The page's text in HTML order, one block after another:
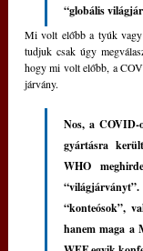
“globális
Mi volt előbb a tyúk
tudjuk csak úgy
hogy mi volt előbb, a
járvány.
Nos, a COVID-
gyártásra
WHO
“konteósok”,
hanem maga a